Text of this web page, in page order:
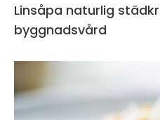
Linsåpa naturlig städkraft för hem och
byggnadsvård